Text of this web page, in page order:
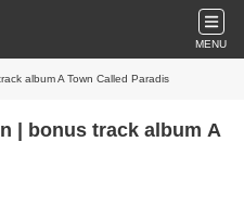
MENU
album A Town Called Paradis
| bonus track album A